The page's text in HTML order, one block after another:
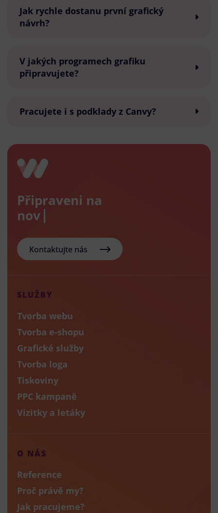
Jak rychle dostanu první grafický
návrh?
V jakých programech grafiku
připravujete?
Pracujete i s podklady z Canvy?
Připraveni na
nový e-
Kontaktujte nás
SLUŽBY
Tvorba webu
Tvorba e-shopu
Grafické služby
Tvorba loga
Tiskoviny
PPC kampaně
Vizitky a letáky
O NÁS
Reference
Proč právě my?
Jak pracujeme?